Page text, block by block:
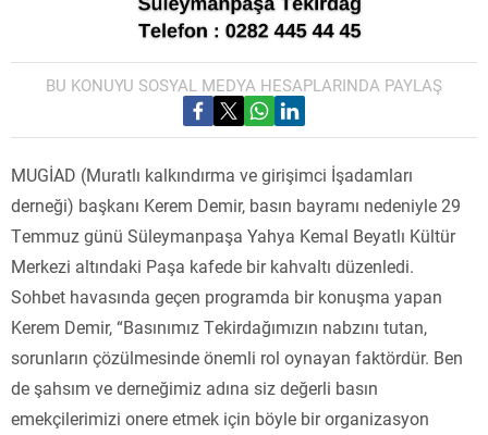
BU KONUYU SOSYAL MEDYA HESAPLARINDA PAYLAŞ
MUGİAD (Muratlı kalkındırma ve girişimci İşadamları
derneği) başkanı Kerem Demir, basın bayramı nedeniyle 29
Temmuz günü Süleymanpaşa Yahya Kemal Beyatlı Kültür
Merkezi altındaki Paşa kafede bir kahvaltı düzenledi.
Sohbet havasında geçen programda bir konuşma yapan
Kerem Demir, “Basınımız Tekirdağımızın nabzını tutan,
sorunların çözülmesinde önemli rol oynayan faktördür. Ben
de şahsım ve derneğimiz adına siz değerli basın
emekçilerimizi onere etmek için böyle bir organizasyon